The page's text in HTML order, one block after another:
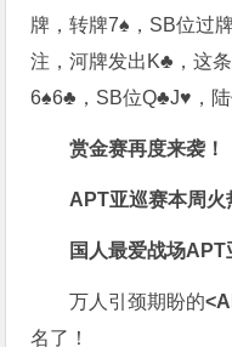
牌，转牌7♠️，SB位过
注，河牌发出K♣️，这
6♠️6♣️，SB位Q♣️J♥️，陆
赏金赛再度来袭！
APT亚巡赛本周火
国人最爱战场APT
万人引颈期盼的
名了！